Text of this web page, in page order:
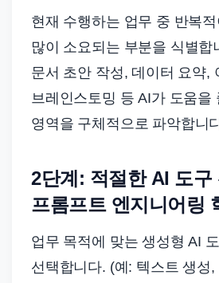
현재 수행하는 업무 중 반복
많이 소요되는 부분을 식별합
문서 초안 작성, 데이터 요약,
브레인스토밍 등 AI가 도움을
영역을 구체적으로 파악합니
2단계: 적절한 AI 도구
프롬프트 엔지니어링
업무 목적에 맞는 생성형 AI
선택합니다. (예: 텍스트 생성